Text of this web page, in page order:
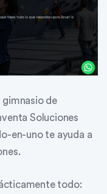
de
Soluciones
en-uno te ayuda a
todo: